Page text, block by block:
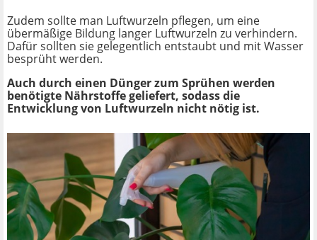
Zudem sollte man Luftwurzeln pflegen, um eine
übermäßige Bildung langer Luftwurzeln zu verhindern.
Dafür sollten sie gelegentlich entstaubt und mit Wasser
besprüht werden.
Auch durch einen Dünger zum Sprühen werden
benötigte Nährstoffe geliefert, sodass die
Entwicklung von Luftwurzeln nicht nötig ist.